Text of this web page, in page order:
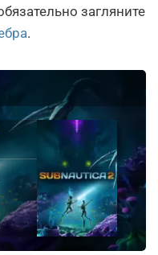
загляните
.